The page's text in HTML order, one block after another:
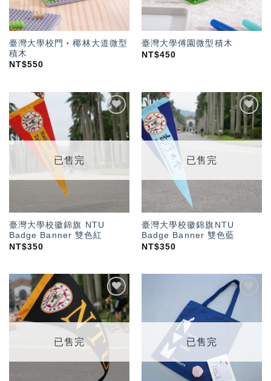
臺灣大學校門‧椰林大道微型
積木
NT$550
臺灣大學傅園微型積木
NT$450
加入
「願
望輕
已售完
臺灣大學校徽錦旗 NTU
Badge Banner 雙色紅
NT$350
加入
「願
望輕
已售完
臺灣大學校徽錦旗NTU
Badge Banner 雙色藍
NT$350
加入
「願
望輕
已售完
望輕
單」
已售完